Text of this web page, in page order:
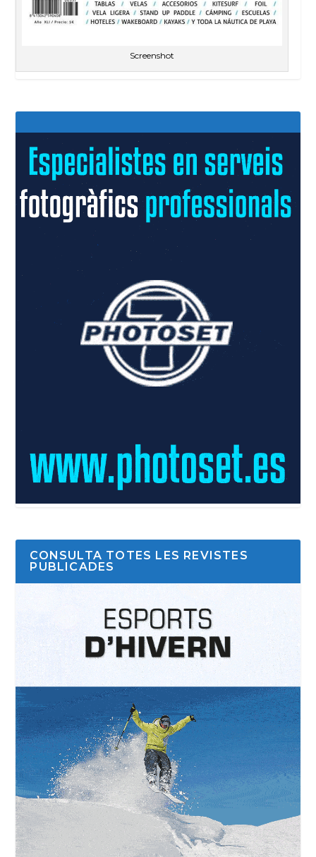
Screenshot
CONSULTA TOTES LES REVISTES
PUBLICADES